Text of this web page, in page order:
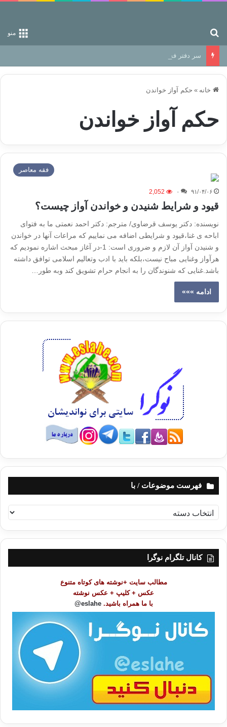
منو
سر دفتر فساد در زمین‌، دوری وکناره‌گیری از راه خداست‌!
خانه » حکم آواز خواندن
حکم آواز خواندن
فقه معاصر
۹۱/۰۴/۰۶ ۰ 2,052
قیود و شرایط شنیدن و خواندن آواز چیست؟
نویسنده: دکتر یوسف قرضاوی/ مترجم: دکتر احمد نعمتی ما به فتوای
اباحه ی غنا،قیود و شرایطی اضافه می نماییم که مراعات آنها در خواندن
و شنیدن آواز آن لازم و ضروری است: 1-در آغاز مبحث اشاره نمودیم که
هرآواز وغنایی مباح نیست،بلکه باید با ادب وتعالیم اسلامی توافق داشته
باشد.غنایی که شنوندگان را به انجام حرام تشویق کند وبه طور…
ادامه »»»
فهرست موضوعات / با
ه
ر
کانال تلگرام نوگرا
مطالب سایت +نوشته های کوتاه متنوع
عکس + کلیپ + عکس نوشته
با ما همراه باشید. eslahe@